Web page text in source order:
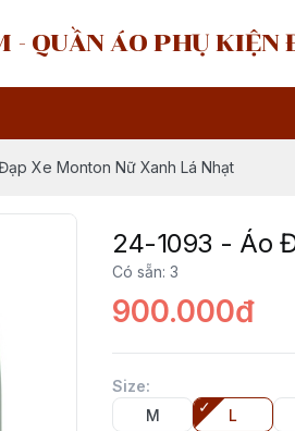
- QUẦN ÁO PHỤ KIỆN
Xe Monton Nữ Xanh Lá Nhạt
24-1093 - Áo
Có sẵn: 3
900.000đ
Size:
M
L